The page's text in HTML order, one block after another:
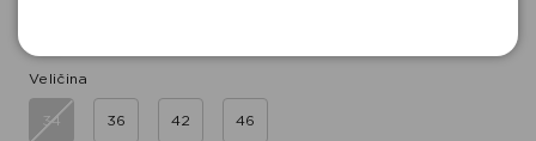
Veličina
34 36 42 46